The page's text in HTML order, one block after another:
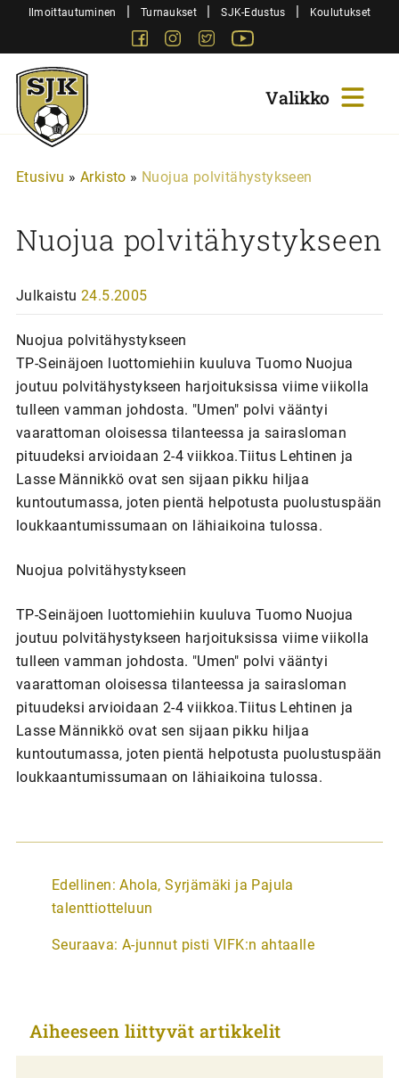
SiirryIlmoittautuminen | Turnaukset | SJK-Edustus | Koulutukset
FacebookInstagram
Twitter
Sjk-
Juniorit
Etusivu » Arkisto » Nuojua polvitähystykseen
Nuojua polvitähystykseen
Julkaistu 24.5.2005
Nuojua polvitähystykseen
TP-Seinäjoen luottomiehiin kuuluva Tuomo Nuojua
joutuu polvitähystykseen harjoituksissa viime viikolla
tulleen vamman johdosta. "Umen" polvi vääntyi
vaarattoman oloisessa tilanteessa ja sairasloman
pituudeksi arvioidaan 2-4 viikkoa.Tiitus Lehtinen ja
Lasse Männikkö ovat sen sijaan pikku hiljaa
kuntoutumassa, joten pientä helpotusta puolustuspään
loukkaantumissumaan on lähiaikoina tulossa.
Nuojua polvitähystykseen
TP-Seinäjoen luottomiehiin kuuluva Tuomo Nuojua
joutuu polvitähystykseen harjoituksissa viime viikolla
tulleen vamman johdosta. "Umen" polvi vääntyi
vaarattoman oloisessa tilanteessa ja sairasloman
pituudeksi arvioidaan 2-4 viikkoa.Tiitus Lehtinen ja
Lasse Männikkö ovat sen sijaan pikku hiljaa
kuntoutumassa, joten pientä helpotusta puolustuspään
loukkaantumissumaan on lähiaikoina tulossa.
A
r
i
e
Edellinen: Ahola, Syrjämäki ja Pajula
talenttiotteluun
Seuraava: A-junnut pisti VIFK:n ahtaalle
Aiheeseen liittyvät artikkelit